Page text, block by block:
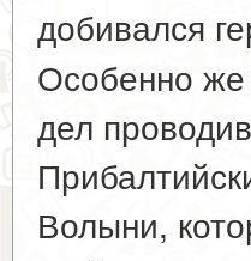
добивался
Особенно же
дел
Волыни,